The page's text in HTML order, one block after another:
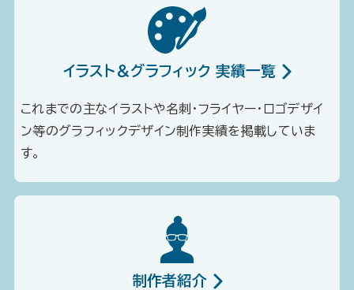
イラスト＆グラフィック 実績一覧
これまでの主なイラストや名刺・フライヤー・ロゴデザイ
ン等のグラフィックデザイン制作実績を掲載していま
す。
制作者紹介